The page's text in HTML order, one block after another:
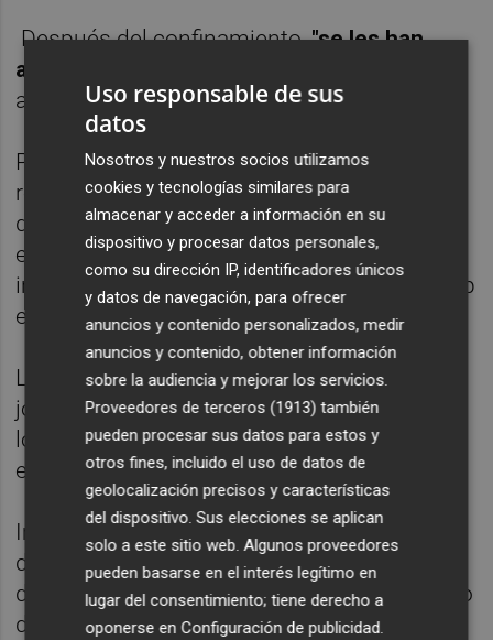
Después del confinamiento,"se les han
abierto las puertas y han salido en tropel"
asegura.
Prado reconoce la dificultad de que en las
reuniones de amigos se guarde la distancia
de seguridad o se use mascarilla, un
elemento que, además de resultarles
incómodo, "creen que puede ser un hándicap
en la relación con los demás".
La psicóloga advierte de que sólo los
jóvenes están bajando la guardia, también
los adultos, que son los que tienen que dar
ejemplo.
Imágenes como las del pasado miércoles
del Congreso, en el que los propios
diputados no guardaron la distancia social, o
de terrazas y playas abarrotadas no ayudan
Uso responsable de sus
datos
Nosotros y nuestros socios utilizamos
cookies y tecnologías similares para
almacenar y acceder a información en su
dispositivo y procesar datos personales,
como su dirección IP, identificadores únicos
y datos de navegación, para ofrecer
anuncios y contenido personalizados, medir
anuncios y contenido, obtener información
sobre la audiencia y mejorar los servicios.
Proveedores de terceros (1913) también
pueden procesar sus datos para estos y
otros fines, incluido el uso de datos de
geolocalización precisos y características
del dispositivo. Sus elecciones se aplican
solo a este sitio web. Algunos proveedores
pueden basarse en el interés legítimo en
lugar del consentimiento; tiene derecho a
oponerse enConfiguración de publicidad.